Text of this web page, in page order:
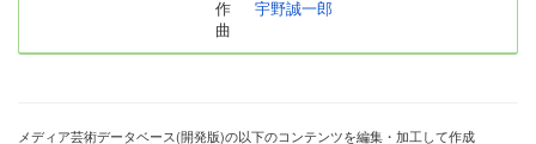
作
曲
宇野誠一郎
メディア芸術データベース(開発版)の以下のコンテンツを編集・加工して作成